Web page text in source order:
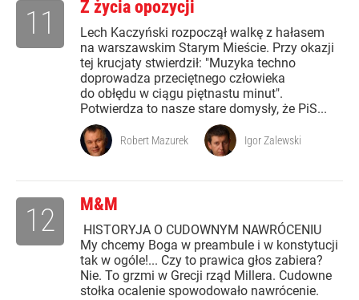
Z życia opozycji
Lech Kaczyński rozpoczął walkę z hałasem
na warszawskim Starym Mieście. Przy okazji
tej krucjaty stwierdził: "Muzyka techno
doprowadza przeciętnego człowieka
do obłędu w ciągu piętnastu minut".
Potwierdza to nasze stare domysły, że PiS...
11
Robert Mazurek Igor Zalewski
M&M
HISTORYJA O CUDOWNYM NAWRÓCENIU
My chcemy Boga w preambule i w konstytucji
tak w ogóle!... Czy to prawica głos zabiera?
Nie. To grzmi w Grecji rząd Millera. Cudowne
stołka ocalenie spowodowało nawrócenie.
12